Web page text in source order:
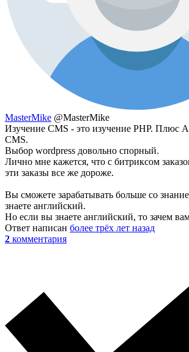
MasterMike @MasterMike
Изучение CMS - это изучение PHP. Плюс
CMS.
Выбор wordpress довольно спорный.
Лично мне кажется, что с битриксом
эти заказы все же дороже.
Вы сможете зарабатывать больше со
знаете английский.
Но если вы знаете английский, то зачем
Ответ написан более трёх лет назад
2 комментария